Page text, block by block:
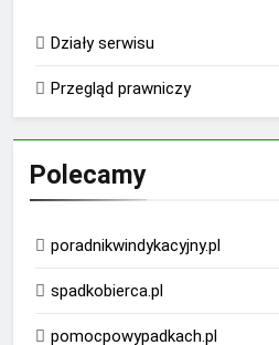
Działy serwisu
Przegląd prawniczy
Polecamy
poradnikwindykacyjny.pl
spadkobierca.pl
pomocpowypadkach.pl